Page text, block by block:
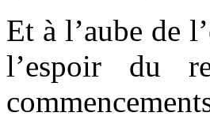
Et à l’aube de
l’espoir du